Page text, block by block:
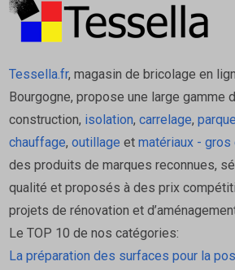
Tessella.fr, magasin de bricolage en
Bourgogne, propose une large gamme
construction, isolation, carrelage,
chauffage, outillage et matériaux - gros
des produits de marques reconnues,
qualité et proposés à des prix
projets de rénovation et
Le TOP 10 de nos catégories:
La préparation des surfaces pour la